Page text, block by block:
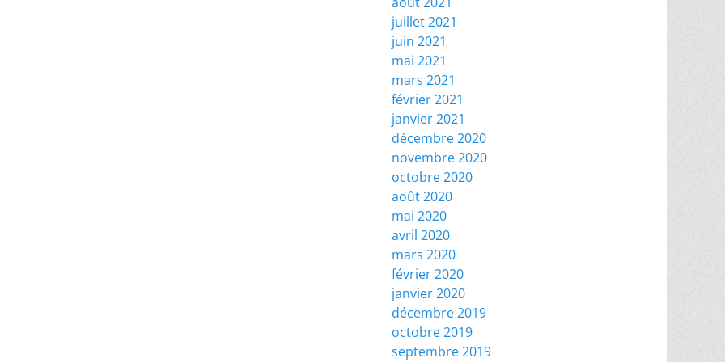
juillet 2021
juin 2021
mai 2021
mars 2021
février 2021
janvier 2021
décembre 2020
novembre 2020
octobre 2020
août 2020
mai 2020
avril 2020
mars 2020
février 2020
janvier 2020
décembre 2019
octobre 2019
septembre 2019